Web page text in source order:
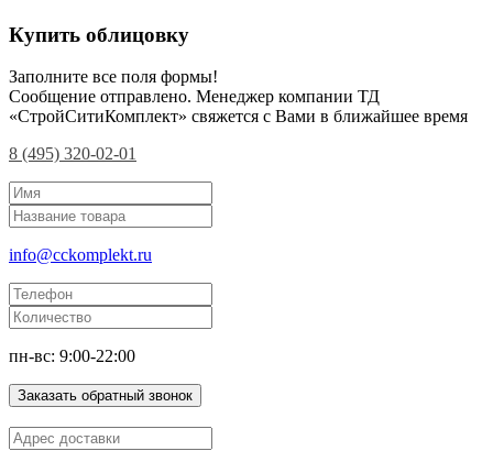
Купить облицовку
Заполните все поля формы!
Сообщение отправлено. Менеджер компании ТД
«СтройСитиКомплект» свяжется с Вами в ближайшее время
8 (495) 320-02-01
info@cckomplekt.ru
пн-вс: 9:00-22:00
Заказать обратный звонок